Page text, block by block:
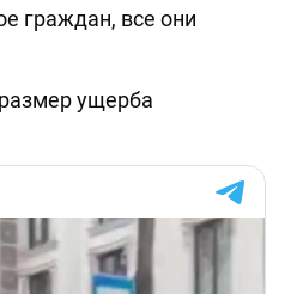
граждан, все они
ущерба